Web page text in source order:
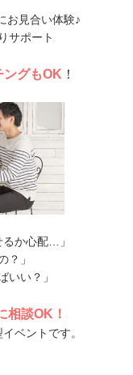
お見合い体験♪
サポート
ングもOK ！
か心配…」
？」
いい？」
相談OK！
ベントです。